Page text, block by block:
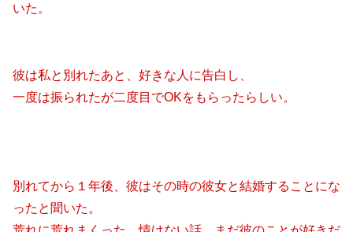
いた。
彼は私と別れたあと、好きな人に告白し、
一度は振られたが二度目でOKをもらったらしい。
別れてから１年後、彼はその時の彼女と結婚することにな
ったと聞いた。